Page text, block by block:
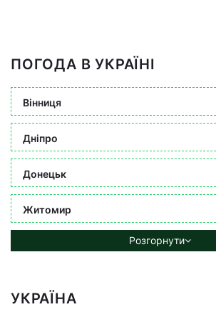
ПОГОДА В УКРАЇНІ
Вінниця
Дніпро
Донецьк
Житомир
Розгорнути
УКРАЇНА